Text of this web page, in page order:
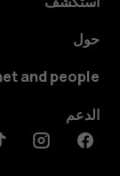
حول
and people
الدعم
Facebook